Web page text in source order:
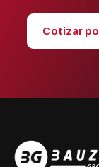
Cotizar